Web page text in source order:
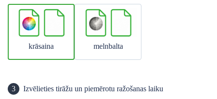
krāsaina melnbalta
3 Izvēlieties tirāžu un piemērotu ražošanas laiku